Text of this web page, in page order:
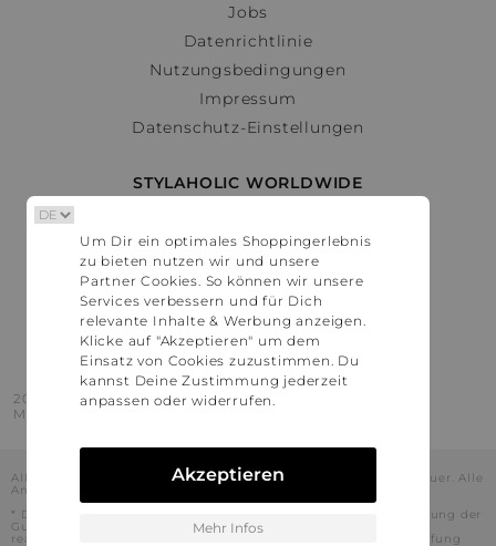
Jobs
Datenrichtlinie
Nutzungsbedingungen
Impressum
Datenschutz-Einstellungen
STYLAHOLIC WORLDWIDE
Österreich
Schweiz
France
United States
2016 - 2026 © Stylaholic.
Made for you with love in munich.
Alle Preise inkl. der jeweils geltenden gesetzlichen Mehrwertsteuer. Alle
Angaben ohne Gewähr.
* Die angezeigten Preise beinhalten Rabatte, die durch die Nutzung der
Gutschein-Codes auf den Seiten unserer Partner voraussichtlich
realisiert werden können. Stylaholic führt keine vollständige Prüfung
Um Dir ein optimales Shoppingerlebnis
zu bieten nutzen wir und unsere
Partner Cookies. So können wir unsere
Services verbessern und für Dich
relevante Inhalte & Werbung anzeigen.
Klicke auf "Akzeptieren" um dem
Einsatz von Cookies zuzustimmen. Du
kannst Deine Zustimmung jederzeit
anpassen oder widerrufen.
Akzeptieren
Mehr Infos